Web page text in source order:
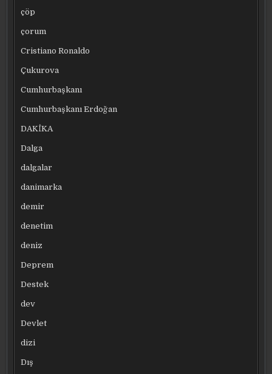
çöp
çorum
Cristiano Ronaldo
Çukurova
Cumhurbaşkanı
Cumhurbaşkanı Erdoğan
DAKİKA
Dalga
dalgalar
danimarka
demir
denetim
deniz
Deprem
Destek
dev
Devlet
dizi
Dış